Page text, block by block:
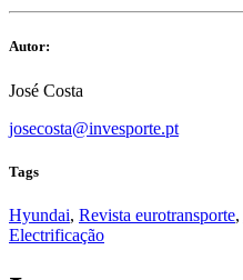
Autor:
José Costa
josecosta@invesporte.pt
Tags
Hyundai, Revista eurotransporte,
Electrificação